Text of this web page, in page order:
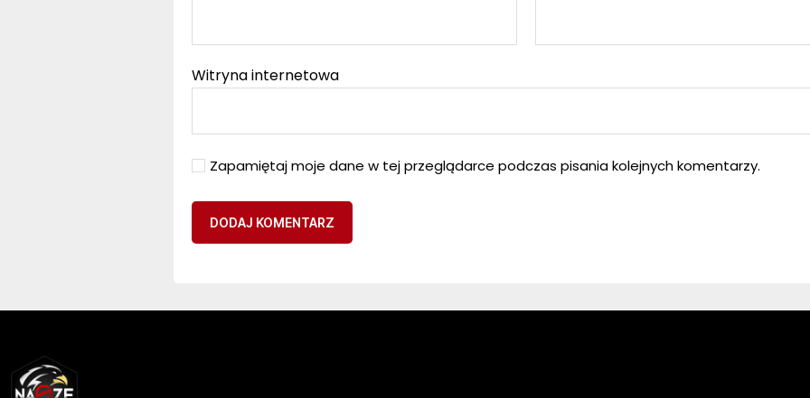
Witryna internetowa
Zapamiętaj moje dane w tej przeglądarce podczas pisania kolejnych komentarzy.